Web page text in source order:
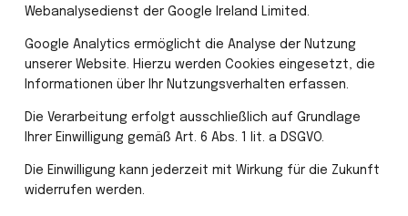
Webanalysedienst der Google Ireland Limited.
Google Analytics ermöglicht die Analyse der Nutzung
unserer Website. Hierzu werden Cookies eingesetzt, die
Informationen über Ihr Nutzungsverhalten erfassen.
Die Verarbeitung erfolgt ausschließlich auf Grundlage
Ihrer Einwilligung gemäß Art. 6 Abs. 1 lit. a DSGVO.
Die Einwilligung kann jederzeit mit Wirkung für die Zukunft
widerrufen werden.